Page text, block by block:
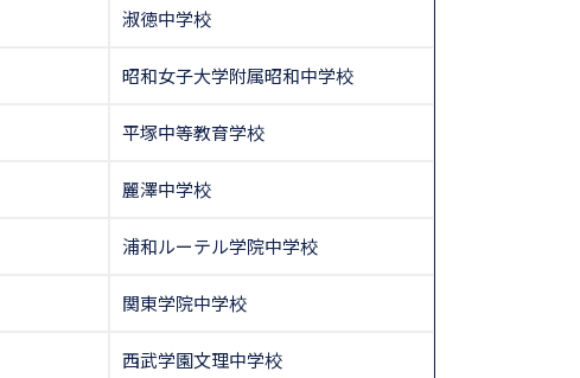
淑徳中学校
昭和女子大学附属昭和中学校
平塚中等教育学校
麗澤中学校
浦和ルーテル学院中学校
関東学院中学校
西武学園文理中学校